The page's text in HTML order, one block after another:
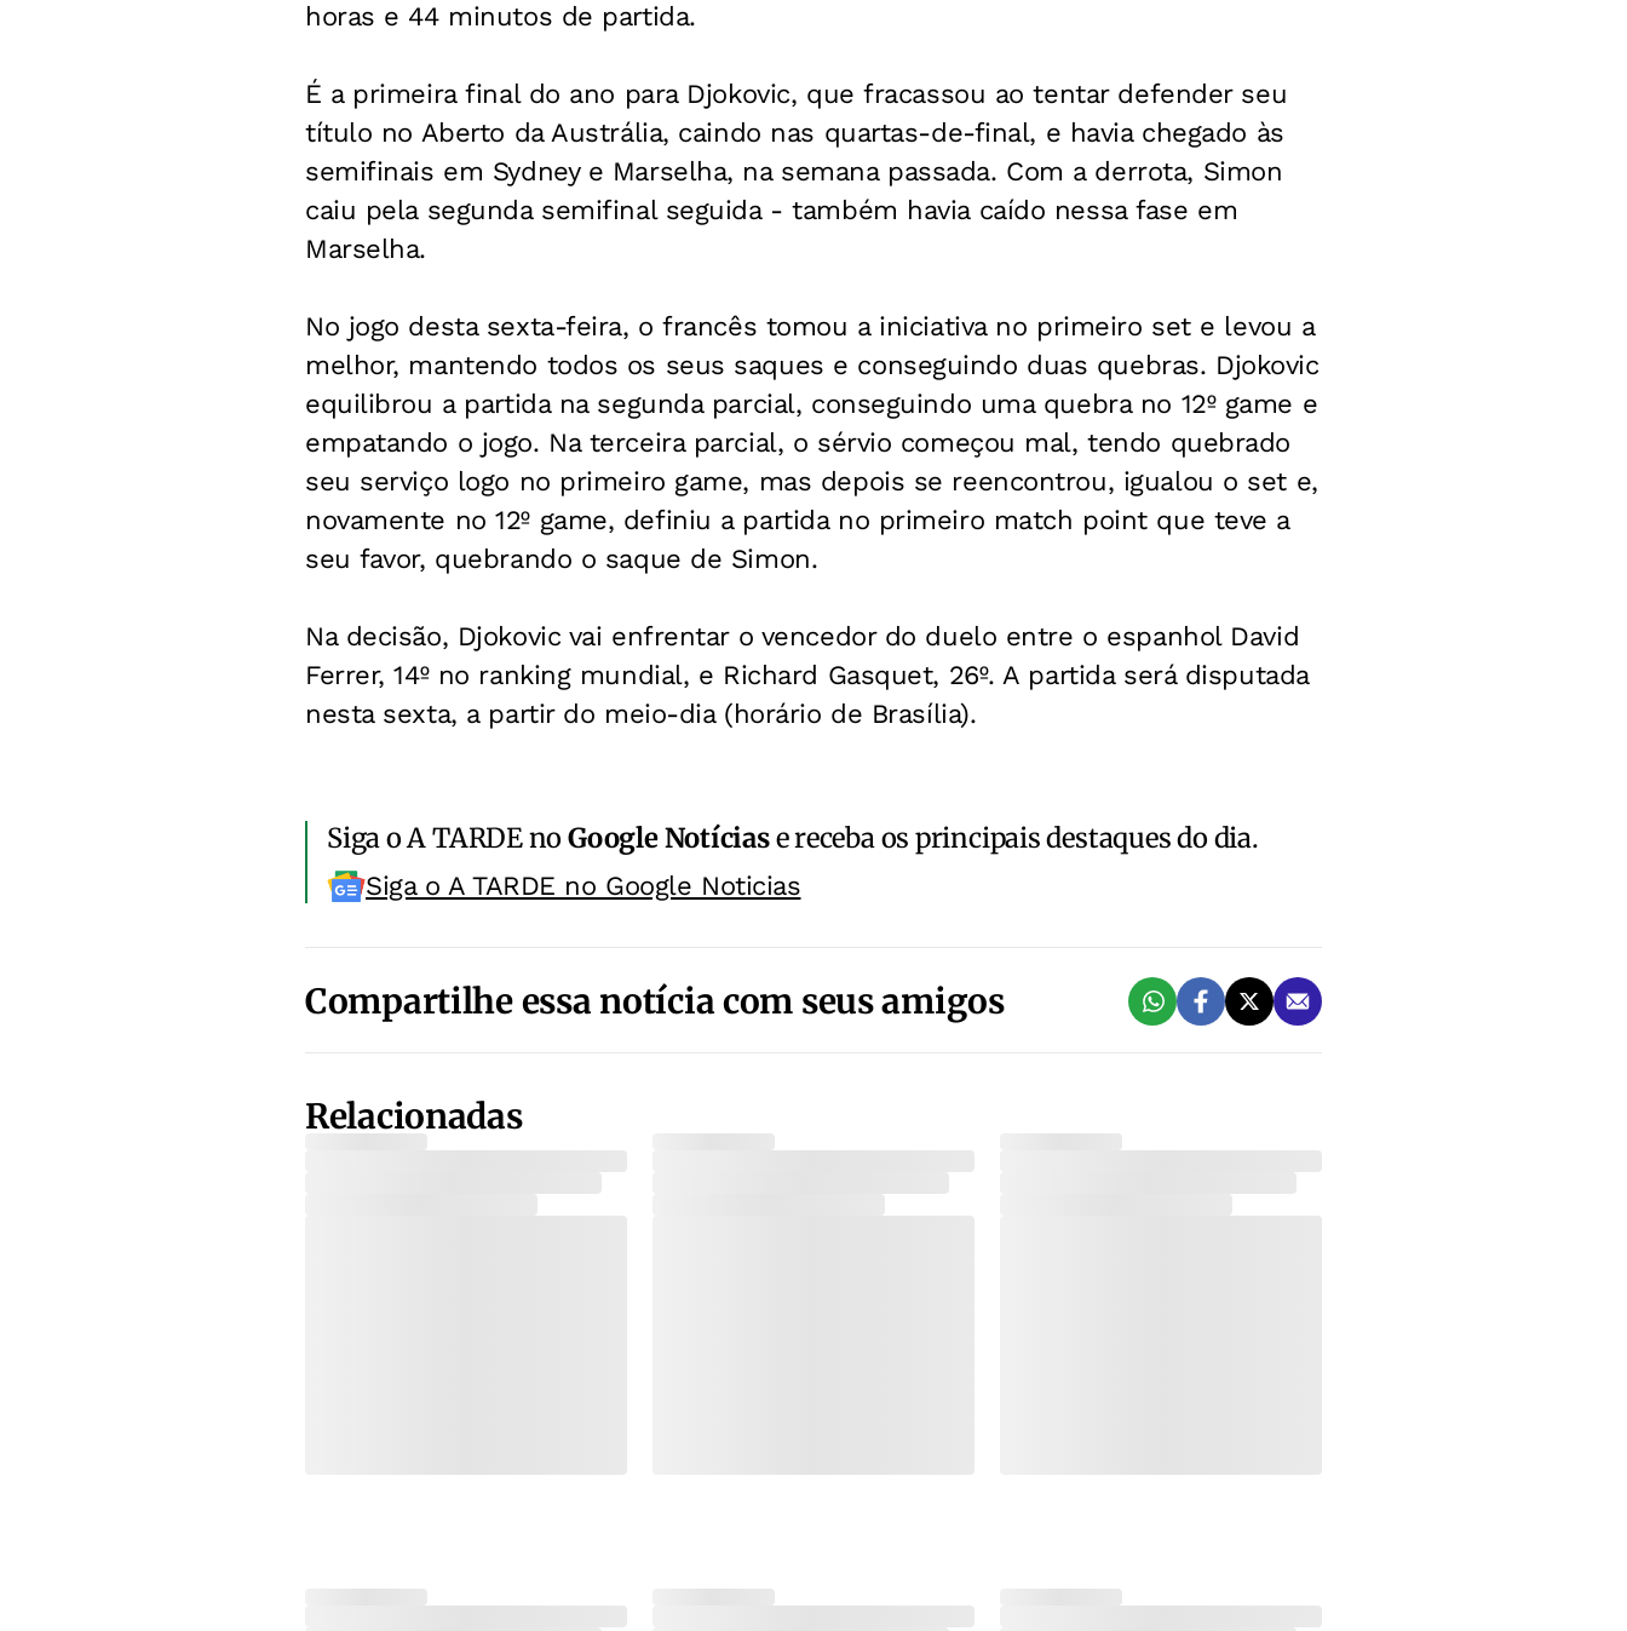
horas e 44 minutos de partida.
É a primeira final do ano para Djokovic, que fracassou ao tentar defender seu
título no Aberto da Austrália, caindo nas quartas-de-final, e havia chegado às
semifinais em Sydney e Marselha, na semana passada. Com a derrota, Simon
caiu pela segunda semifinal seguida - também havia caído nessa fase em
Marselha.
No jogo desta sexta-feira, o francês tomou a iniciativa no primeiro set e levou a
melhor, mantendo todos os seus saques e conseguindo duas quebras. Djokovic
equilibrou a partida na segunda parcial, conseguindo uma quebra no 12º game e
empatando o jogo. Na terceira parcial, o sérvio começou mal, tendo quebrado
seu serviço logo no primeiro game, mas depois se reencontrou, igualou o set e,
novamente no 12º game, definiu a partida no primeiro match point que teve a
seu favor, quebrando o saque de Simon.
Na decisão, Djokovic vai enfrentar o vencedor do duelo entre o espanhol David
Ferrer, 14º no ranking mundial, e Richard Gasquet, 26º. A partida será disputada
nesta sexta, a partir do meio-dia (horário de Brasília).
Siga o A TARDE noGoogle Notíciase receba os principais destaques do dia.
Siga o A TARDE no Google Noticias
Compartilhe essa notícia com seus amigos
Relacionadas